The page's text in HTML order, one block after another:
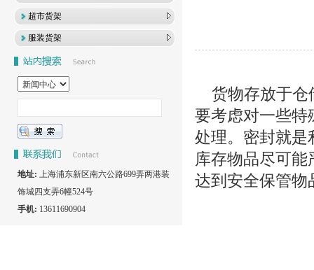
超市货架
服装货架
地址: 上海浦东新区南六公路699弄两港装
饰城四支弄6幢524号
手机: 13611690904
货物存放于仓
要考虑对一些特
处理。密封就是
库存物品尽可
达到安全保管物